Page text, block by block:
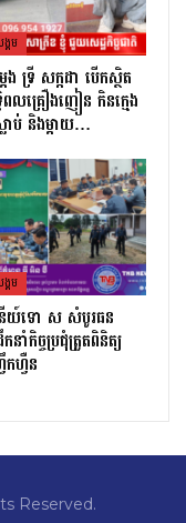
គម
ង ទ្រី សក្កដា បើកស្ថិត
ពលគ្រឿងញៀន កិនក្មេង
លាប់ និងម្ដាយ…
គម
នីយ៍ទោ ស សំបូរធន
នាំកិច្ចប្រជុំត្រួតពិនិត្យ​
កហ្វឺន
Reserved.